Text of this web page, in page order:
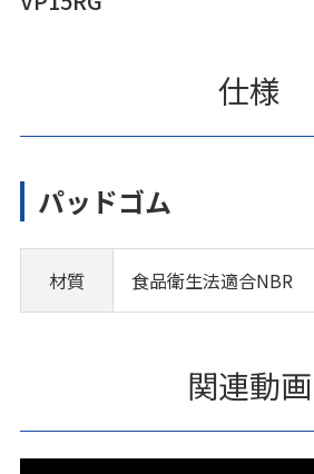
仕様
パッドゴム
材質 食品衛生法適合NBR
関連動画